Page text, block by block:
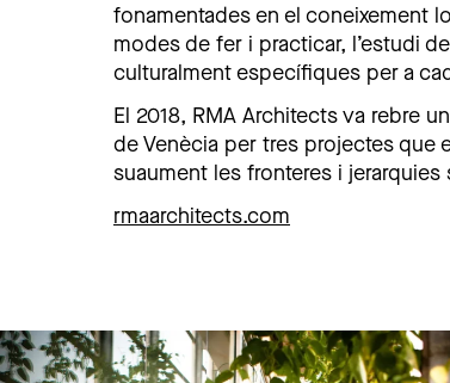
fonamentades en el coneixement
modes de fer i practicar, l’estudi
culturalment específiques per a
El 2018, RMA Architects va rebre
de Venècia per tres projectes que
suaument les fronteres i jerarquies
rmaarchitects.com